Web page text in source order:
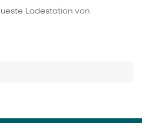
Ladestation von